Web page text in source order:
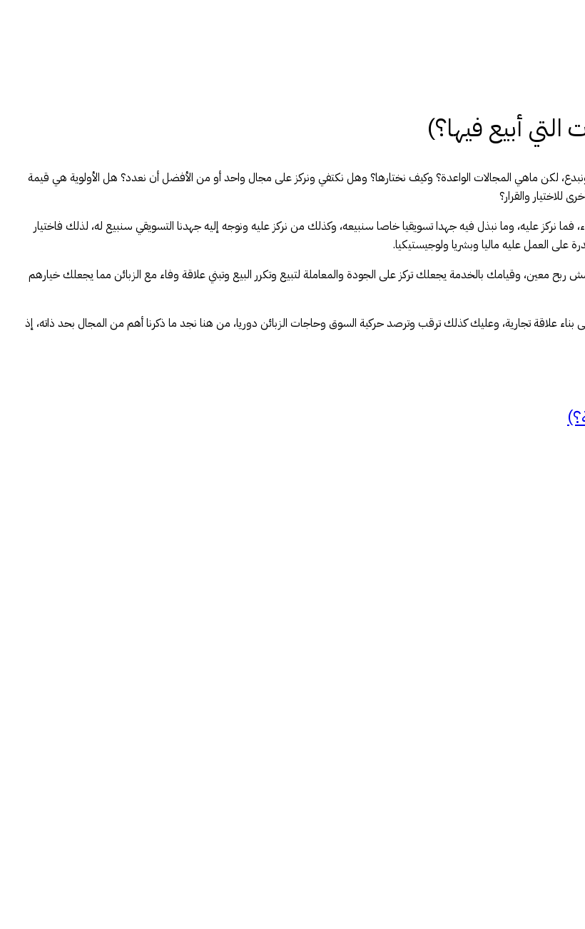
لكن ماهي المجالات الواعدة؟ وكيف نختارها؟ وهل نكتفي ونركز على مجال واحد أو من الأفضل أن نعدد؟ هل الأولوية هي قيمة
للاختيار والقرار؟
فما نركز عليه، وما نبذل فيه جهدا تسويقيا خاصا سنبيعه، وكذلك من نركز عليه ونوجه إليه جهدنا التسويقي سنبيع له، لذلك فاختيار
على العمل عليه ماليا وبشريا ولوجيستيكيا.
ربح معين، وقيامك بالخدمة يجعلك تركز على الجودة والمعاملة لتبيع وتكرر البيع وتبني علاقة وفاء مع الزبائن مما يجعلك خيارهم
بناء علاقة تجارية، وعليك كذلك ترقب وترصد حركية السوق وحاجات الزبائن دوريا، من هنا نجد ما ذكرنا أهم من المجال بحد ذاته، إذ